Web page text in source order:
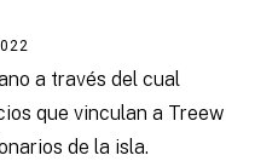
a través del cual
que vinculan a Treew
de la isla.